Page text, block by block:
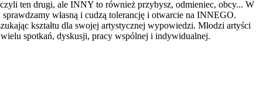
ten drugi, ale INNY to również przybysz, odmieniec, obcy... W
własną i cudzą tolerancję i otwarcie na INNEGO.
kształtu dla swojej artystycznej wypowiedzi. Młodzi artyści
spotkań, dyskusji, pracy wspólnej i indywidualnej.